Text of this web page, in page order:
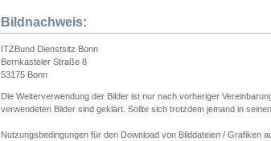
Bildnachweis:
ITZBund Dienstsitz Bonn
Bernkasteler Straße 8
53175 Bonn
Die Weiterverwendung der Bilder ist nur nach vorheriger
verwendeten Bilder sind geklärt. Sollte sich trotzdem jemand in
Nutzungsbedingungen für den Download von Bilddateien / Grafiken